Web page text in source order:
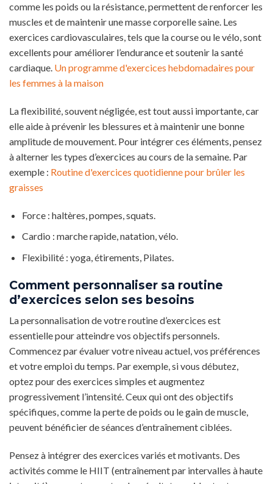
comme les poids ou la résistance, permettent de renforcer les
muscles et de maintenir une masse corporelle saine. Les
exercices cardiovasculaires, tels que la course ou le vélo, sont
excellents pour améliorer l’endurance et soutenir la santé
cardiaque. Un programme d'exercices hebdomadaires pour
les femmes à la maison
La flexibilité, souvent négligée, est tout aussi importante, car
elle aide à prévenir les blessures et à maintenir une bonne
amplitude de mouvement. Pour intégrer ces éléments, pensez
à alterner les types d’exercices au cours de la semaine. Par
exemple : Routine d'exercices quotidienne pour brûler les
graisses
Force : haltères, pompes, squats.
Cardio : marche rapide, natation, vélo.
Flexibilité : yoga, étirements, Pilates.
Comment personnaliser sa routine
d’exercices selon ses besoins
La personnalisation de votre routine d’exercices est
essentielle pour atteindre vos objectifs personnels.
Commencez par évaluer votre niveau actuel, vos préférences
et votre emploi du temps. Par exemple, si vous débutez,
optez pour des exercices simples et augmentez
progressivement l’intensité. Ceux qui ont des objectifs
spécifiques, comme la perte de poids ou le gain de muscle,
peuvent bénéficier de séances d’entraînement ciblées.
Pensez à intégrer des exercices variés et motivants. Des
activités comme le HIIT (entraînement par intervalles à haute